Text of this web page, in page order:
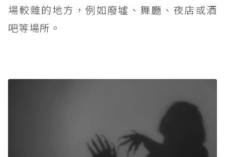
場較雜的地方，例如廢墟、舞廳、夜店或酒
吧等場所。